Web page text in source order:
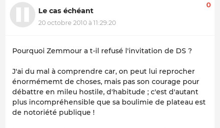
Le cas échéant
20 octobre 2010 à 11:29:20
0
Pourquoi Zemmour a t-il refusé l'invitation de DS ?
J'ai du mal à comprendre car, on peut lui reprocher
énormémemt de choses, mais pas son courage pour
débattre en mileu hostile, d'habitude ; c'est d'autant
plus incompréhensible que sa boulimie de plateau est
de notoriété publique !